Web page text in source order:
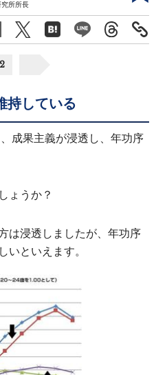
所所長
2
持している
成果主義が浸透し、年功序
ょうか？
は浸透しましたが、年功序
いといえます。